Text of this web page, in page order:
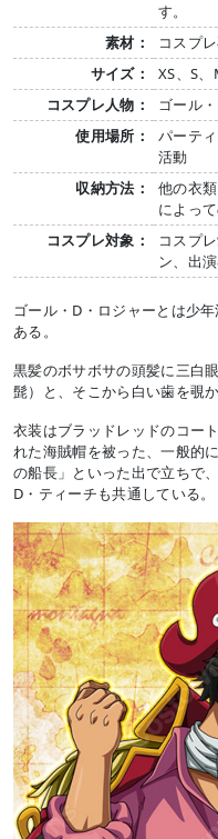
す。
素材：
コスプ
サイズ：
XS、S
コスプレ人物：
ゴール
使用場所：
パーテ
活動
収納方法：
他の衣
によっ
コスプレ対象：
コスプ
ン、出
ゴール・D・ロジャーとは少
ある。
黒髪のボサボサの頭髪に三白
髭）と、そこから白い歯を覗
衣装はブラッドレッドのコー
れた海賊帽を被った、一般的
の船長」といった出で立ちで
D・ティーチも共通している。